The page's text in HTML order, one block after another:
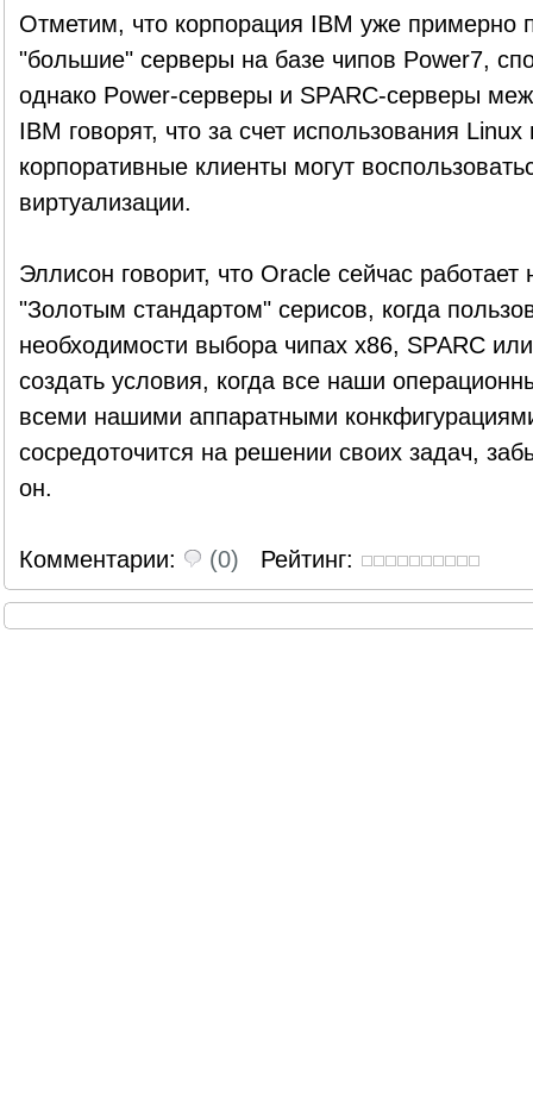
Отметим, что корпорация IBM уже примерно
"большие" серверы на базе чипов Power7,
однако Power-серверы и SPARC-серверы
IBM говорят, что за счет использования
корпоративные клиенты могут
виртуализации.
Эллисон говорит, что Oracle сейчас
"Золотым стандартом" серисов, когда
необходимости выбора чипах x86, SPARC
создать условия, когда все наши
всеми нашими аппаратными
сосредоточится на решении своих задач,
он.
Комментарии: (0) Рейтинг: